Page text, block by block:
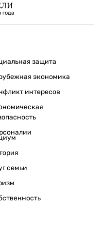
года
защита
экономика
интересов
семьи